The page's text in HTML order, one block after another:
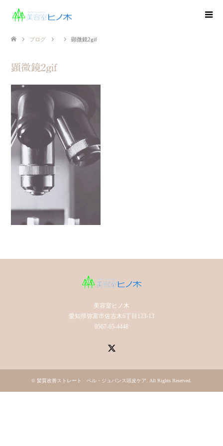
ブログ 顕微鏡2gif
顕微鏡2gif
美容室ヒノ木
愛知県弥富市佐古木6丁目123-13
0567-65-4448
© 髪質改善ストレート ベル・ジュバンス頭皮ケア. All Rights Reserved.